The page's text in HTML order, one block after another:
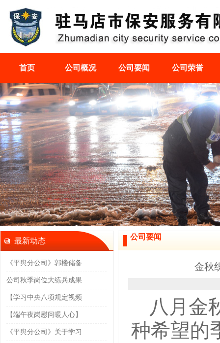
首页 公司概况 公司要闻 公司荣誉
最新动态
《平舆分公司》郭楼储备
公司秋季岗位大练兵成果
【学习中央八项规定视频
【端午夜岗慰问暖人心】
《平舆分公司》关于学习
公司要闻
金秋
八月金
种希望的